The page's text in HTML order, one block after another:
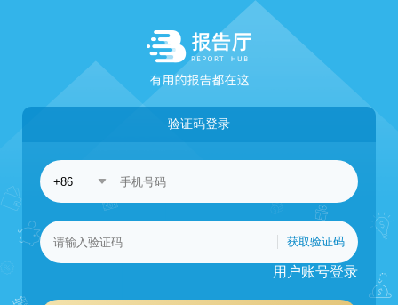
验证码登录
获取验证码
用户账号登录